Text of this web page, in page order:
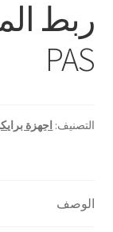
ربط
PAS
التصنيف: اجهزة
الوصف